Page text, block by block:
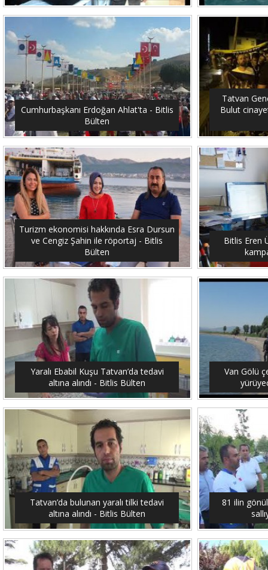
Cumhurbaşkanı Erdoğan Ahlat'ta - Bitlis
Bülten
Tatvan
Bulut
Turizm ekonomisi hakkında Esra Dursun
ve Cengiz Şahin ile röportaj - Bitlis
Bülten
Bitlis Eren
Yaralı Ebabil Kuşu Tatvan’da tedavi
altına alındı - Bitlis Bülten
Van Gölü
Tatvan’da bulunan yaralı tilki tedavi
altına alındı - Bitlis Bülten
81 ilin